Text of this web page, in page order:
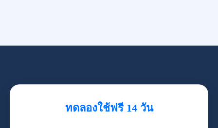
ทดลองใช้ฟรี 14 วัน